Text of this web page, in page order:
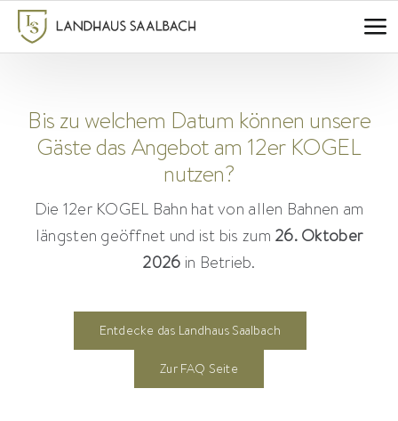
Zum
Inhalt
Bis zu welchem Datum können unsere
Gäste das Angebot am 12er KOGEL
nutzen?
Die 12er KOGEL Bahn hat von allen Bahnen am
längsten geöffnet und ist bis zum 26. Oktober
2026 in Betrieb.
Entdecke das Landhaus Saalbach
Zur FAQ Seite